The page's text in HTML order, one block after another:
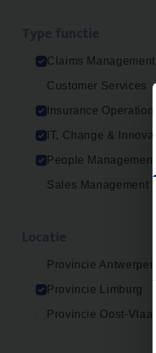
Claims Management
Customer Services
Insurance Operations
IT, Change &
People Management
Sales Management
Provincie Antwerpen
Provincie Limburg
Provincie Oost-